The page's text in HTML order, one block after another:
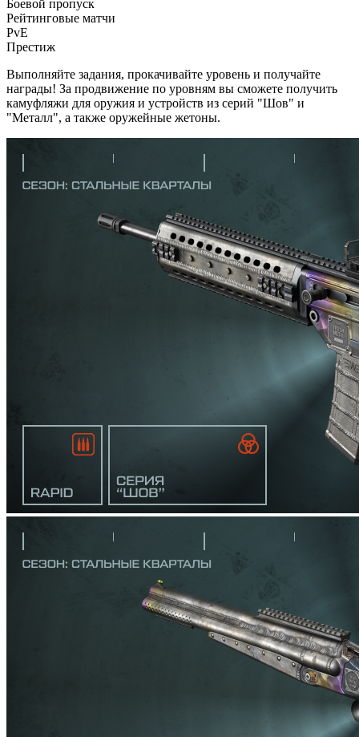
Боевой пропуск
Рейтинговые матчи
PvE
Престиж
Выполняйте задания, прокачивайте уровень и получайте
награды! За продвижение по уровням вы сможете получить
камуфляжи для оружия и устройств из серий "Шов" и
"Металл", а также оружейные жетоны.